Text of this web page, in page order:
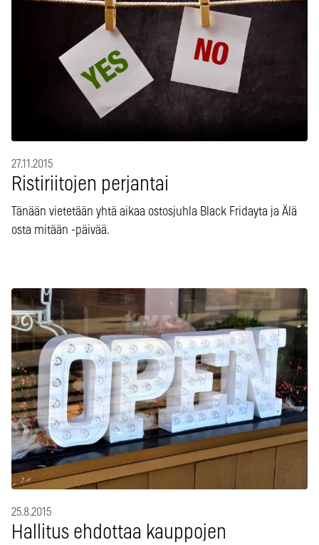
27.11.2015
Ristiriitojen perjantai
Tänään vietetään yhtä aikaa ostosjuhla Black Fridayta ja Älä
osta mitään -päivää.
25.8.2015
Hallitus ehdottaa kauppojen